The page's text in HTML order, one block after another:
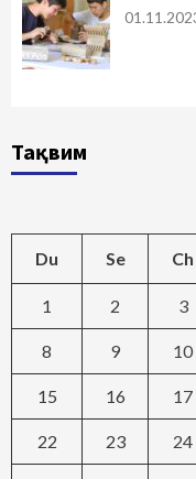
Тақвим
Du Se Ch
1 2 3
8 9 10
15 16 17
22 23 24